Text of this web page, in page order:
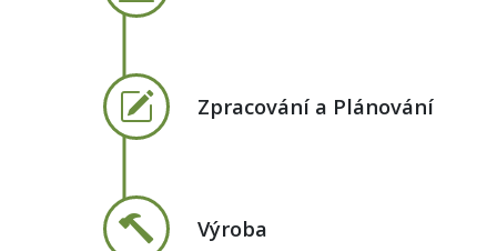
Zpracování a Plánování
Výroba